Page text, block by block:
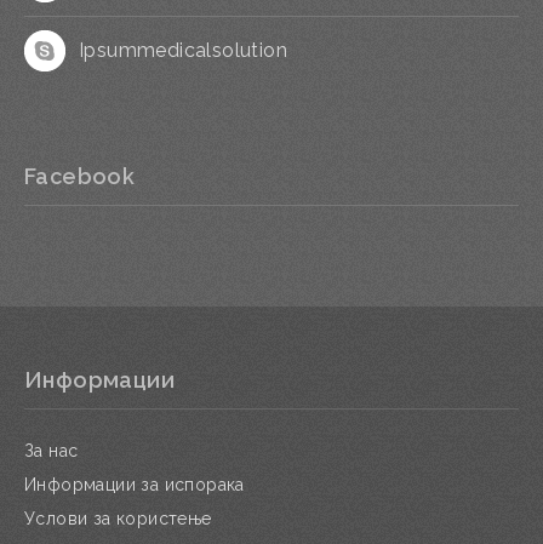
Ipsummedicalsolution
Facebook
Информации
За нас
Информации за испорака
Услови за користење